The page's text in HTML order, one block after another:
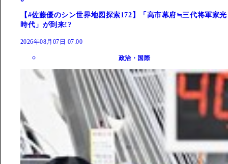
【#佐藤優のシン世界地図探索172】「高市幕府≒三代将軍家光
時代」が到来!?
2026年08月07日 07:00
政治・国際